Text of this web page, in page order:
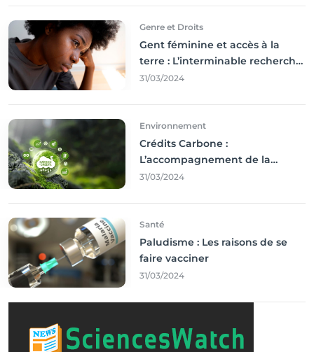
Genre et Droits
Gent féminine et accès à la
terre : L’interminable recherche
des droits
31/03/2024
Environnement
Crédits Carbone :
L’accompagnement de la
Francophonie
31/03/2024
Santé
Paludisme : Les raisons de se
faire vacciner
31/03/2024